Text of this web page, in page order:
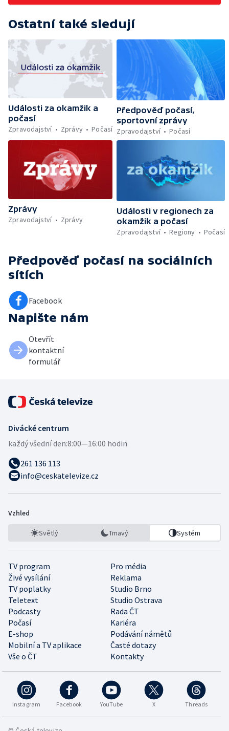
Ostatní také sledují
Události za okamžik a
počasí
Zpravodajství
Zprávy Počasí
Předpověď počasí,
sportovní zprávy
Zpravodajství
Počasí
Zprávy
Zpravodajství
Zprávy
Události v regionech za
okamžik a počasí
Zpravodajství
Regiony Počasí
Předpověď počasí na sociálních
sítích
Facebook
Napište nám
Otevřít
kontaktní
formulář
Divácké centrum
každý všední den:8:00—16:00 hodin
261 136 113
info@ceskatelevize.cz
Vzhled
Světlý Tmavý Systém
TV program
Pro média
Živé vysílání
Reklama
TV poplatky
Studio Brno
Teletext
Studio Ostrava
Podcasty
Rada ČT
Počasí
Kariéra
E-shop
Podávání námětů
Mobilní a TV aplikace
Časté dotazy
Vše o ČT
Kontakty
Instagram Facebook YouTube X Threads